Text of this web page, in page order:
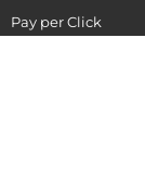
Pay per Click